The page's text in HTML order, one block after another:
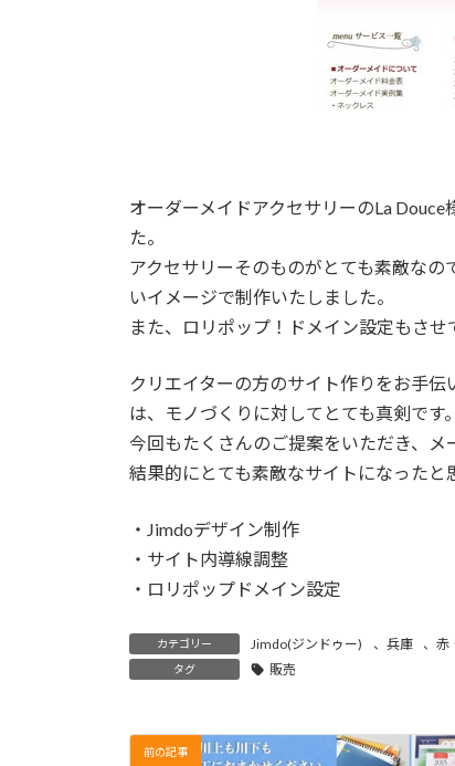
オーダーメイドアクセサリーのLa
た。
アクセサリーそのものがとても素敵な
いイメージで制作いたしました。
また、ロリポップ！ドメイン設定もさせ
クリエイターの方のサイト作りをお手
は、モノづくりに対してとても真剣です。
今回もたくさんのご提案をいただき、メ
結果的にとても素敵なサイトになったと
・Jimdoデザイン制作
・サイト内導線調整
・ロリポップドメイン設定
カテゴリー Jimdo(ジンドゥー) 、 兵庫 、赤
タグ 販売
前の記事